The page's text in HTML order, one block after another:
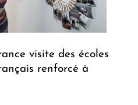
visite des écoles
renforcé à